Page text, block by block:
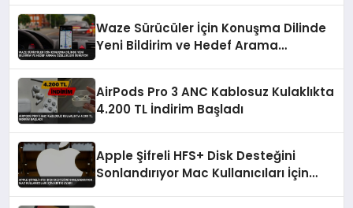
Waze Sürücüler İçin Konuşma Dilinde
Yeni Bildirim ve Hedef Arama
AirPods Pro 3 ANC Kablosuz Kulaklıkta
4.200 TL İndirim Başladı
Apple Şifreli HFS+ Disk Desteğini
Sonlandırıyor Mac Kullanıcıları İçin